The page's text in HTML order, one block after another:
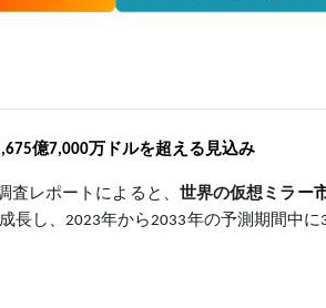
億7,000万ドルを超える見込み
査レポートによると、 世界の仮想ミラー
長し、2023年から2033年の予測期間中に